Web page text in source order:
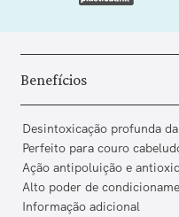
Benefícios
Desintoxicação profunda
Perfeito para couro
Ação antipoluição e
Alto poder de
Informação adicional